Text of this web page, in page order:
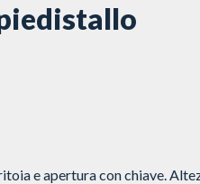
e apertura con chiave.